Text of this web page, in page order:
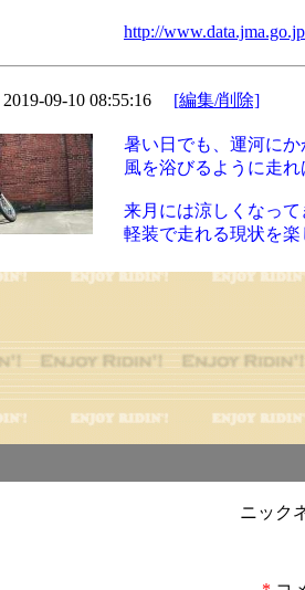
http://
2019-09-10 08:55:16 [編集/削除]
暑い日でも、運河に
風を浴びるように走れ
来月には涼しくなっ
軽装で走れる現状を楽
ニック